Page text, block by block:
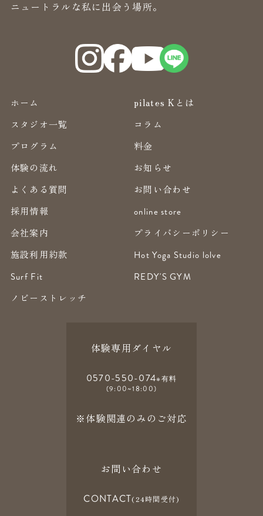
ニュートラルな私に出会う場所。
ホーム
pilates Kとは
スタジオ一覧
コラム
プログラム
料金
体験の流れ
お知らせ
よくある質問
お問い合わせ
採用情報
online store
会社案内
プライバシーポリシー
施設利用約款
Hot Yoga Studio lolve
Surf Fit
REDY'S GYM
ノビーストレッチ
体験専用ダイヤル
0570-550-074※有料
(9:00~18:00)
※体験関連のみのご対応
お問い合わせ
CONTACT(24時間受付)